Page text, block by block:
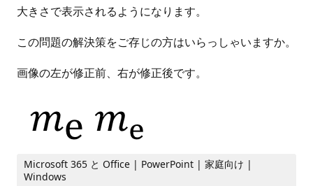
大きさで表示されるようになります。
この問題の解決策をご存じの方はいらっしゃいますか。
画像の左が修正前、右が修正後です。
Microsoft 365 と Office | PowerPoint | 家庭向け |
Windows